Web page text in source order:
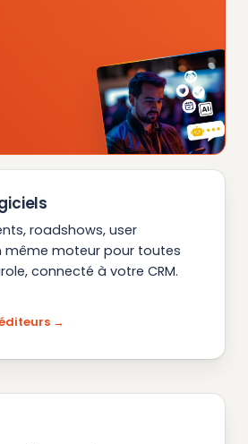
roadshows, user
même moteur pour toutes
connecté à votre CRM.